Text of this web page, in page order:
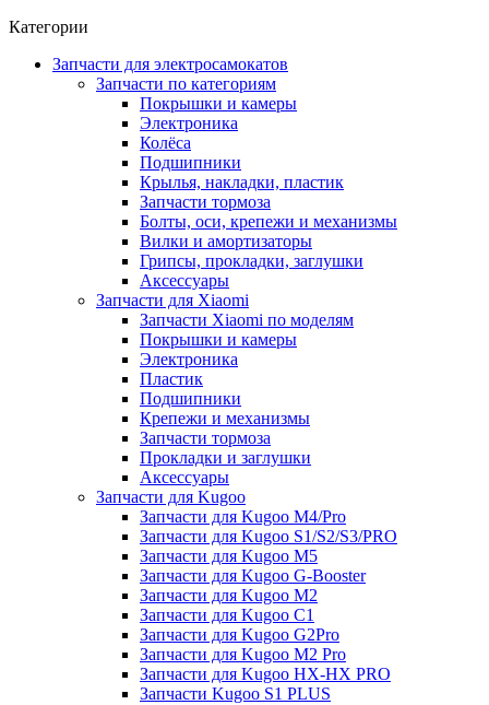
Категории
Запчасти для электросамокатов
Запчасти по категориям
Покрышки и камеры
Электроника
Колёса
Подшипники
Крылья, накладки, пластик
Запчасти тормоза
Болты, оси, крепежи и механизмы
Вилки и амортизаторы
Грипсы, прокладки, заглушки
Аксессуары
Запчасти для Xiaomi
Запчасти Xiaomi по моделям
Покрышки и камеры
Электроника
Пластик
Подшипники
Крепежи и механизмы
Запчасти тормоза
Прокладки и заглушки
Аксессуары
Запчасти для Kugoo
Запчасти для Kugoo M4/Pro
Запчасти для Kugoo S1/S2/S3/PRO
Запчасти для Kugoo M5
Запчасти для Kugoo G-Booster
Запчасти для Kugoo M2
Запчасти для Kugoo C1
Запчасти для Kugoo G2Pro
Запчасти для Kugoo M2 Pro
Запчасти для Kugoo HX-HX PRO
Запчасти Kugoo S1 PLUS